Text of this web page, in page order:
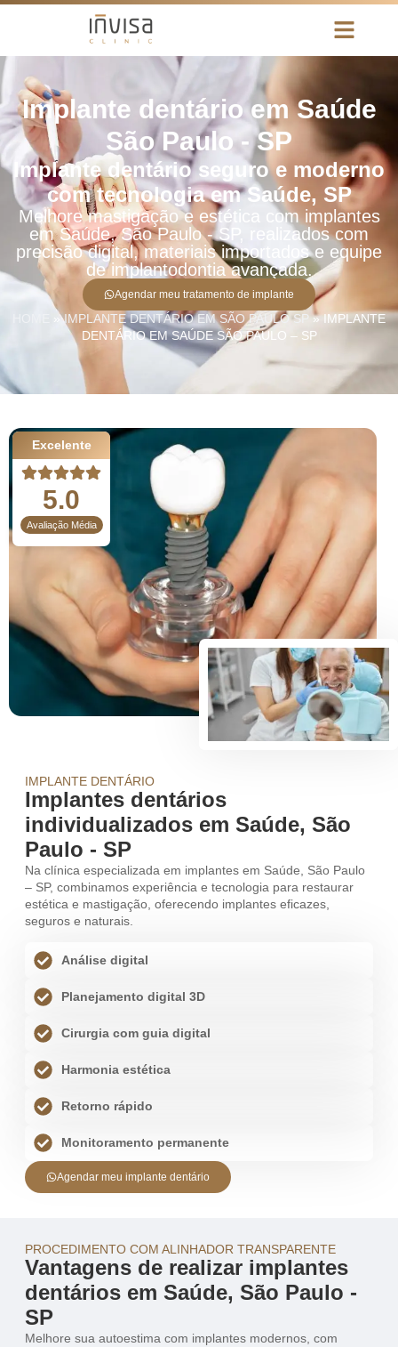
Implante dentário em Saúde
São Paulo - SP
Implante dentário seguro e moderno
com tecnologia em Saúde, SP
Melhore mastigação e estética com implantes
em Saúde, São Paulo - SP, realizados com
precisão digital, materiais importados e equipe
de implantodontia avançada.
Agendar meu tratamento de implante
»IMPLANTE DENTÁRIO EM SÃO PAULO SP »IMPLANTE
DENTÁRIO EM SAÚDE SÃO PAULO – SP
Excelente
5.0
Avaliação Média
IMPLANTE DENTÁRIO
Implantes dentários
individualizados em Saúde, São
Paulo - SP
Na clínica especializada em implantes em Saúde, São Paulo
– SP, combinamos experiência e tecnologia para restaurar
estética e mastigação, oferecendo implantes eficazes,
seguros e naturais.
Análise digital
Planejamento digital 3D
Cirurgia com guia digital
Harmonia estética
Retorno rápido
Monitoramento permanente
Agendar meu implante dentário
PROCEDIMENTO COM ALINHADOR TRANSPARENTE
Vantagens de realizar implantes
dentários em Saúde, São Paulo -
SP
Melhore sua autoestima com implantes modernos, com